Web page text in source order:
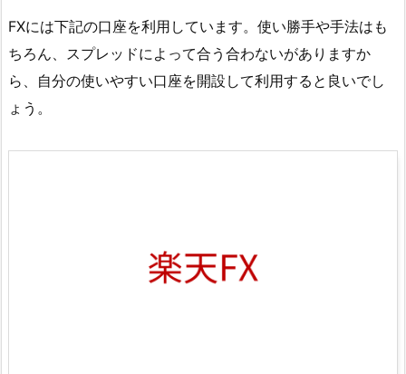
FXには下記の口座を利用しています。使い勝手や手法はも
ちろん、スプレッドによって合う合わないがありますか
ら、自分の使いやすい口座を開設して利用すると良いでし
ょう。